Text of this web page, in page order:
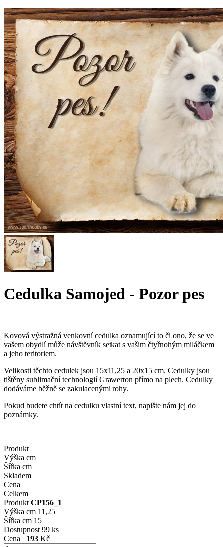
Cedulka Samojed - Pozor pes
Kovová výstražná venkovní cedulka oznamující to či ono, že se ve
vašem obydlí může návštěvník setkat s vašim čtyřnohým miláčkem
a jeho teritoriem.
Velikosti těchto cedulek jsou 15x11,25 a 20x15 cm. Cedulky jsou
tištěny sublimační technologií Grawerton přímo na plech. Cedulky
dodáváme běžně se zakulacenými rohy.
Pokud budete chtít na cedulku vlastní text, napište nám jej do
poznámky.
Produkt
Výška cm
Šířka cm
Skladem
Cena
Celkem
Produkt CP156_1
Výška cm 11,25
Šířka cm 15
Dostupnost 99 ks
Cena
193 Kč